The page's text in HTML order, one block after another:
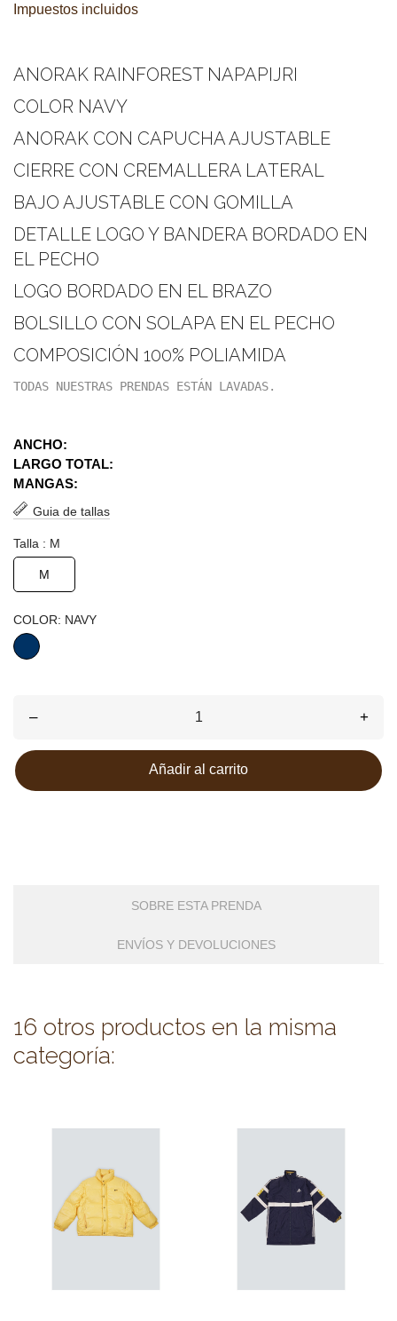
Impuestos incluidos
ANORAK RAINFOREST NAPAPIJRI
COLOR NAVY
ANORAK CON CAPUCHA AJUSTABLE
CIERRE CON CREMALLERA LATERAL
BAJO AJUSTABLE CON GOMILLA
DETALLE LOGO Y BANDERA BORDADO EN
EL PECHO
LOGO BORDADO EN EL BRAZO
BOLSILLO CON SOLAPA EN EL PECHO
COMPOSICIÓN 100% POLIAMIDA
TODAS NUESTRAS PRENDAS ESTÁN LAVADAS.
ANCHO:
LARGO TOTAL:
MANGAS:
Guia de tallas
Talla : M
M
COLOR: NAVY
NAVY
– +
Añadir al carrito
SOBRE ESTA PRENDA
ENVÍOS Y DEVOLUCIONES
16 otros productos en la misma
categoría: